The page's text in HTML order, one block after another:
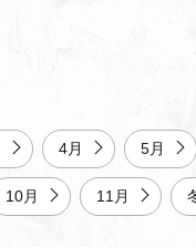
4月 5月
10月 11月